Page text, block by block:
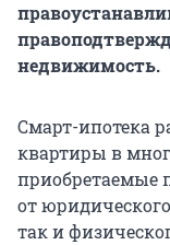
недвижимость.
Смарт-ипотека
квартиры в
приобретаемые
от
так и